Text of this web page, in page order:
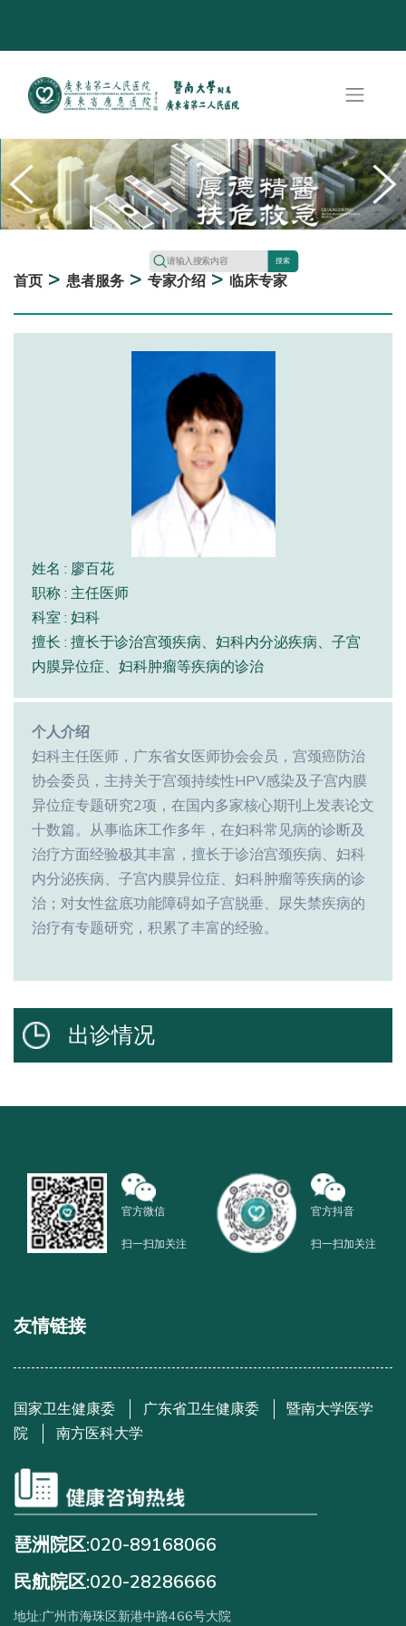
搜索
首页 > 患者服务 > 专家介绍 >临床专家
姓名 : 廖百花
职称 : 主任医师
科室 : 妇科
擅长 : 擅长于诊治宫颈疾病、妇科内分泌疾病、子宫
内膜异位症、妇科肿瘤等疾病的诊治
个人介绍
妇科主任医师，广东省女医师协会会员，宫颈癌防治
协会委员，主持关于宫颈持续性HPV感染及子宫内膜
异位症专题研究2项，在国内多家核心期刊上发表论文
十数篇。从事临床工作多年，在妇科常见病的诊断及
治疗方面经验极其丰富，擅长于诊治宫颈疾病、妇科
内分泌疾病、子宫内膜异位症、妇科肿瘤等疾病的诊
治；对女性盆底功能障碍如子宫脱垂、尿失禁疾病的
治疗有专题研究，积累了丰富的经验。
出诊情况
官方微信
扫一扫加关注
官方抖音
扫一扫加关注
友情链接
国家卫生健康委 广东省卫生健康委
暨南大学医学
院
南方医科大学
琶洲院区:020-89168066
民航院区:020-28286666
地址:广州市海珠区新港中路466号大院